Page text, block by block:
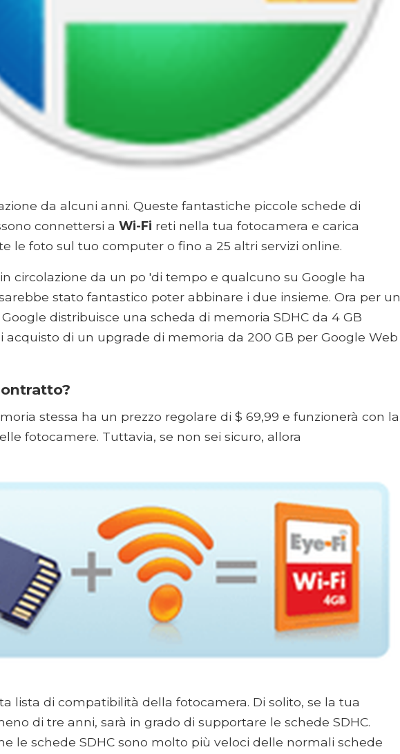
da alcuni anni. Queste fantastiche piccole schede di
connettersi a Wi-Fi reti nella tua fotocamera e carica
le foto sul tuo computer o fino a 25 altri servizi online.
circolazione da un po 'di tempo e qualcuno su Google ha
stato fantastico poter abbinare i due insieme. Ora per un
distribuisce una scheda di memoria SDHC da 4 GB
acquisto di un upgrade di memoria da 200 GB per Google Web
stessa ha un prezzo regolare di $ 69,99 e funzionerà con la
fotocamere. Tuttavia, se non sei sicuro, allora
lista di compatibilità della fotocamera. Di solito, se la tua
di tre anni, sarà in grado di supportare le schede SDHC.
le schede SDHC sono molto più veloci delle normali schede